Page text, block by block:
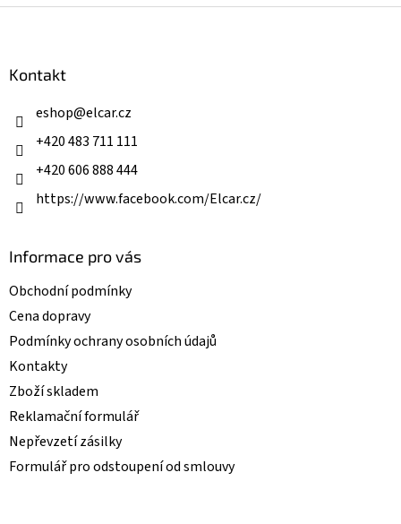
l
v
Kontakt
eshop@elcar.cz
+420 483 711 111
+420 606 888 444
https://www.facebook.com/Elcar.cz/
Informace pro vás
Obchodní podmínky
Cena dopravy
Podmínky ochrany osobních údajů
Kontakty
Zboží skladem
Reklamační formulář
Nepřevzetí zásilky
Formulář pro odstoupení od smlouvy